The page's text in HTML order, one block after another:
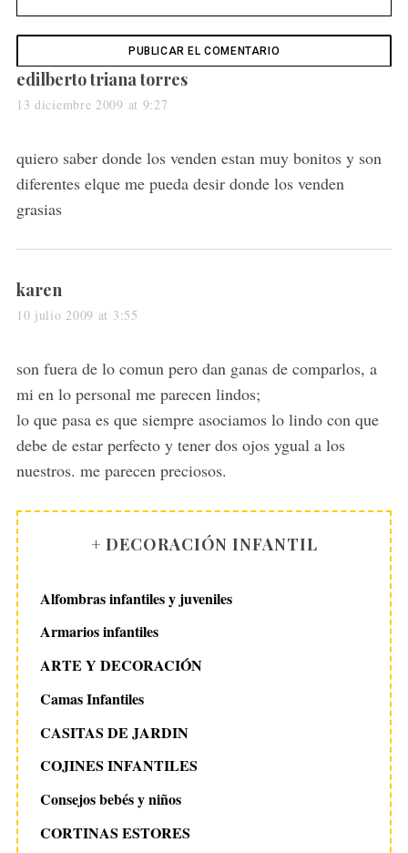
s
a
s
:
edilberto triana torres
13 diciembre 2009 at 9:27
quiero saber donde los venden estan muy bonitos y son
diferentes elque me pueda desir donde los venden
grasias
s
a
s
:
karen
10 julio 2009 at 3:55
son fuera de lo comun pero dan ganas de comparlos, a
mi en lo personal me parecen lindos;
lo que pasa es que siempre asociamos lo lindo con que
debe de estar perfecto y tener dos ojos ygual a los
nuestros. me parecen preciosos.
+ DECORACIÓN INFANTIL
Alfombras infantiles y juveniles
Armarios infantiles
ARTE Y DECORACIÓN
Camas Infantiles
CASITAS DE JARDIN
COJINES INFANTILES
Consejos bebés y niños
CORTINAS ESTORES